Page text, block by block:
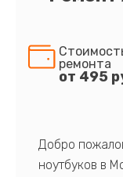
ремонта
от 495
Добро
ноутбуков в